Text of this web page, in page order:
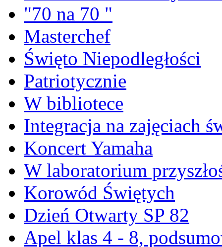
"70 na 70 "
Masterchef
Święto Niepodległości
Patriotycznie
W bibliotece
Integracja na zajęciach
Koncert Yamaha
W laboratorium
Korowód Świętych
Dzień Otwarty SP 82
Apel klas 4 - 8,